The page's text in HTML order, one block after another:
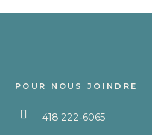
POUR NOUS JOINDRE
418 222-6065